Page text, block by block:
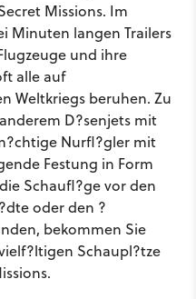
Missions. Im
Minuten langen Trailers
und ihre
alle auf
Weltkriegs beruhen. Zu
D?senjets mit
Nurfl?gler mit
Festung in Form
Schaufl?ge vor den
oder den ?
bekommen Sie
Schaupl?tze